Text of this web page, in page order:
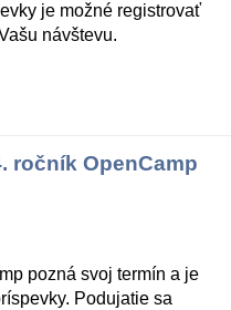
je možné registrovať
návštevu.
ročník OpenCamp
pozná svoj termín a je
Podujatie sa